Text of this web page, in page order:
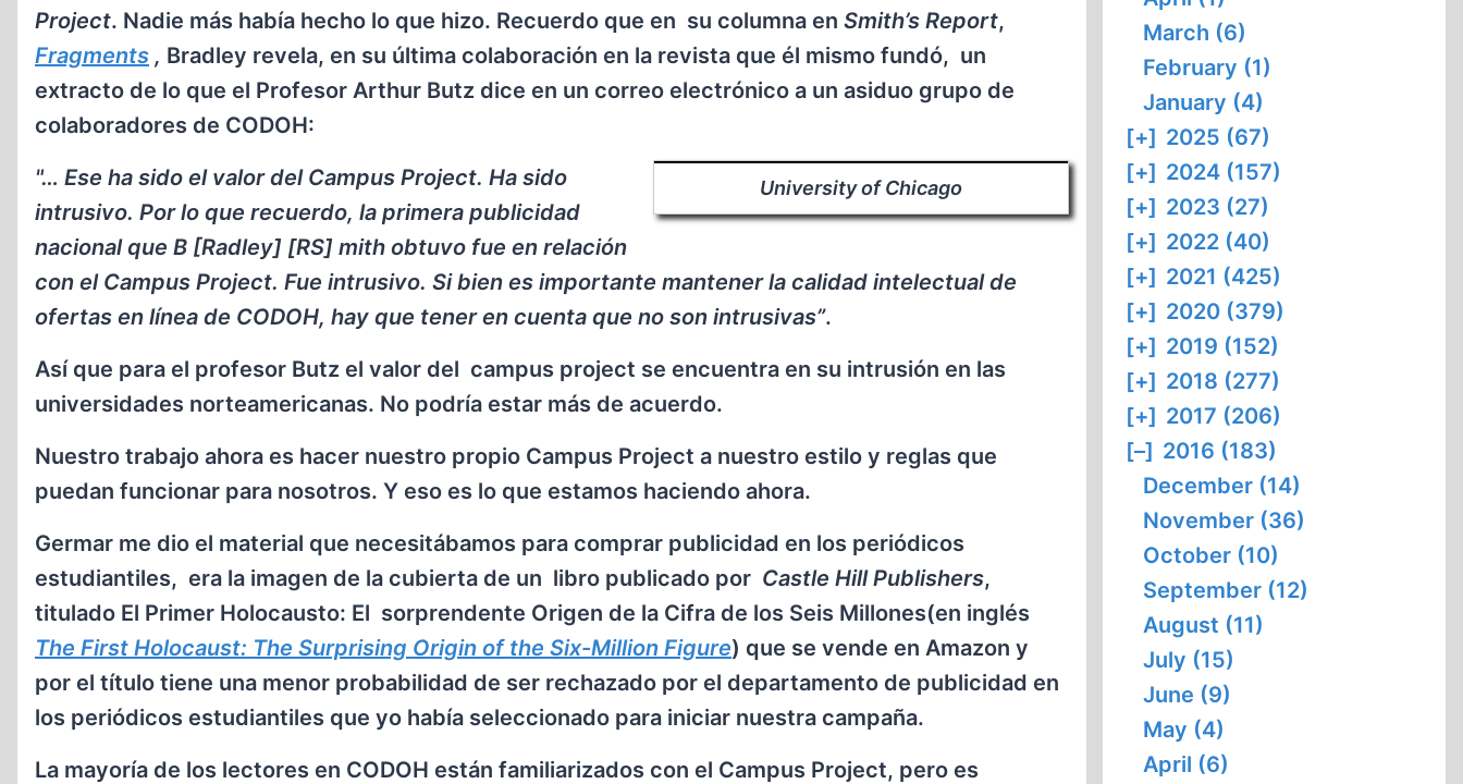
Project. Nadie más había hecho lo que hizo. Recuerdo que en su columna en Smith’s Report,
Fragments , Bradley revela, en su última colaboración en la revista que él mismo fundó, un
extracto de lo que el Profesor Arthur Butz dice en un correo electrónico a un asiduo grupo de
colaboradores de CODOH:
University of Chicago
"… Ese ha sido el valor del Campus Project. Ha sido
intrusivo. Por lo que recuerdo, la primera publicidad
nacional que B [Radley] [RS] mith obtuvo fue en relación
con el Campus Project. Fue intrusivo. Si bien es importante mantener la calidad intelectual de
ofertas en línea de CODOH, hay que tener en cuenta que no son intrusivas”.
Así que para el profesor Butz el valor del campus project se encuentra en su intrusión en las
universidades norteamericanas. No podría estar más de acuerdo.
Nuestro trabajo ahora es hacer nuestro propio Campus Project a nuestro estilo y reglas que
puedan funcionar para nosotros. Y eso es lo que estamos haciendo ahora.
Germar me dio el material que necesitábamos para comprar publicidad en los periódicos
estudiantiles, era la imagen de la cubierta de un libro publicado por Castle Hill Publishers,
titulado El Primer Holocausto: El sorprendente Origen de la Cifra de los Seis Millones(en inglés
The First Holocaust: The Surprising Origin of the Six-Million Figure) que se vende en Amazon y
por el título tiene una menor probabilidad de ser rechazado por el departamento de publicidad en
los periódicos estudiantiles que yo había seleccionado para iniciar nuestra campaña.
La mayoría de los lectores en CODOH están familiarizados con el Campus Project, pero es
March (6)
February (1)
January (4)
[+] 2025 (67)
[+] 2024 (157)
[+] 2023 (27)
[+] 2022 (40)
[+] 2021 (425)
[+] 2020 (379)
[+] 2019 (152)
[+] 2018 (277)
[+] 2017 (206)
[–] 2016 (183)
December (14)
November (36)
October (10)
September (12)
August (11)
July (15)
June (9)
May (4)
April (6)